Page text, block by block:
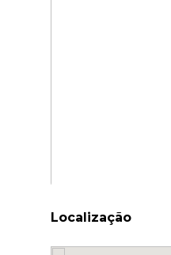
Localização